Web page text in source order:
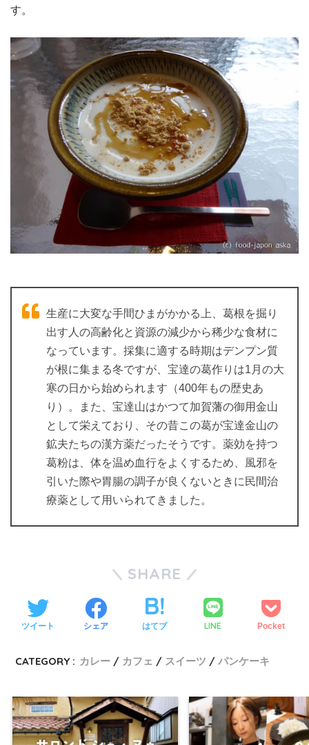
す。
生産に大変な手間ひまがかかる上、葛根を掘り
出す人の高齢化と資源の減少から稀少な食材に
なっています。採集に適する時期はデンプン質
が根に集まる冬ですが、宝達の葛作りは1月の大
寒の日から始められます（400年もの歴史あ
り）。また、宝達山はかつて加賀藩の御用金山
として栄えており、その昔この葛が宝達金山の
鉱夫たちの漢方薬だったそうです。薬効を持つ
葛粉は、体を温め血行をよくするため、風邪を
引いた際や胃腸の調子が良くないときに民間治
療薬として用いられてきました。
SHARE
ツイート シェア はてブ LINE Pocket
CATEGORY : カレー カフェ スイーツ パンケーキ